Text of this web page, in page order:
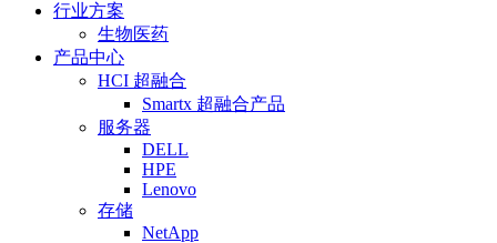
行业方案
生物医药
产品中心
HCI 超融合
Smartx 超融合产品
服务器
DELL
HPE
Lenovo
存储
NetApp